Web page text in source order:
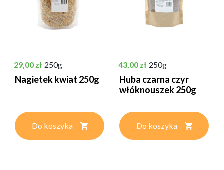
Cena
29,00 zł 250g
Nagietek kwiat 250g
Do koszyka
Cena
43,00 zł 250g
Huba czarna czyr
włóknouszek 250g
Do koszyka